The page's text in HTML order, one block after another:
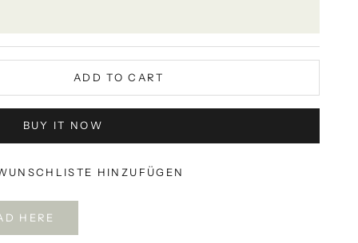
ADD TO CART
BUY IT NOW
HINZUFÜGEN
HERE